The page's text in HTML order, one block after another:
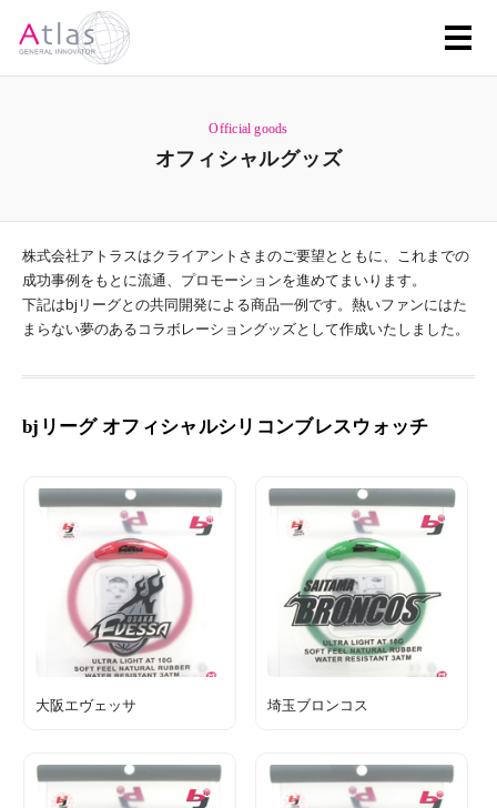
Official goods
オフィシャルグッズ
株式会社アトラスはクライアントさまのご要望とともに、これまでの
成功事例をもとに流通、プロモーションを進めてまいります。
下記はbjリーグとの共同開発による商品一例です。熱いファンにはた
まらない夢のあるコラボレーショングッズとして作成いたしました。
bjリーグ オフィシャルシリコンブレスウォッチ
大阪エヴェッサ 埼玉ブロンコス